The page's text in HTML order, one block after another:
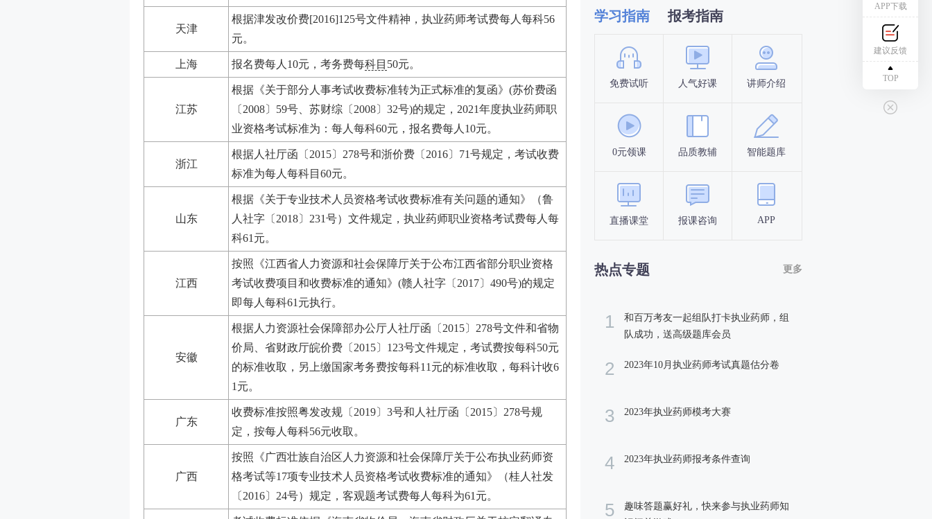
天津
根据津发改价费[2016]125号文件精神，执业药师考试费每人每科56
元。
上海 报名费每人10元，考务费每科目 50元。
江苏
根据《关于部分人事考试收费标准转为正式标准的复函》(苏价费函
〔2008〕59号、苏财综〔2008〕32号)的规定，2021年度执业药师职
业资格考试标准为：每人每科60元，报名费每人10元。
浙江
根据人社厅函〔2015〕278号和浙价费〔2016〕71号规定，考试收费
标准为每人每科目60元。
山东
根据《关于专业技术人员资格考试收费标准有关问题的通知》（鲁
人社字〔2018〕231号）文件规定，执业药师职业资格考试费每人每
科61元。
江西
按照《江西省人力资源和社会保障厅关于公布江西省部分职业资格
考试收费项目和收费标准的通知》(赣人社字〔2017〕490号)的规定
即每人每科61元执行。
安徽
根据人力资源社会保障部办公厅人社厅函〔2015〕278号文件和省物
价局、省财政厅皖价费〔2015〕123号文件规定，考试费按每科50元
的标准收取，另上缴国家考务费按每科11元的标准收取，每科计收6
1元。
广东
收费标准按照粤发改规〔2019〕3号和人社厅函〔2015〕278号规
定，按每人每科56元收取。
广西
按照《广西壮族自治区人力资源和社会保障厅关于公布执业药师资
格考试等17项专业技术人员资格考试收费标准的通知》（桂人社发
〔2016〕24号）规定，客观题考试费每人每科为61元。
学习指南 报考指南
免费试听 人气好课 讲师介绍
0元领课 品质教辅 智能题库
直播课堂 报课咨询 APP
报名时间
热点专题 更多
1
和百万考友一起组队打卡执业药师，组
队成功，送高级题库会员
2 2023年10月执业药师考试真题估分卷
3 2023年执业药师模考大赛
4 2023年执业药师报考条件查询
5
趣味答题赢好礼，快来参与执业药师知
APP下载
建议反馈
TOP